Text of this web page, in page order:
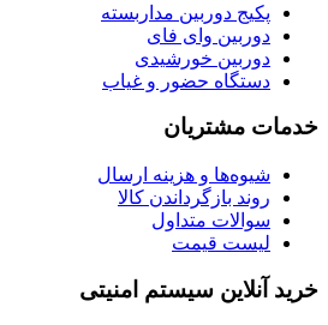
پکیج دوربین مداربسته
دوربین وای فای
دوربین خورشیدی
دستگاه حضور و غیاب
خدمات مشتریان
شیوه‌ها و هزینه ارسال
روند بازگرداندن کالا
سوالات متداول
لیست قیمت
خرید آنلاین سیستم امنیتی